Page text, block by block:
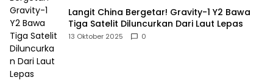
Langit China Bergetar! Gravity-1 Y2 Bawa
Tiga Satelit Diluncurkan Dari Laut Lepas
13 Oktober 2025 0